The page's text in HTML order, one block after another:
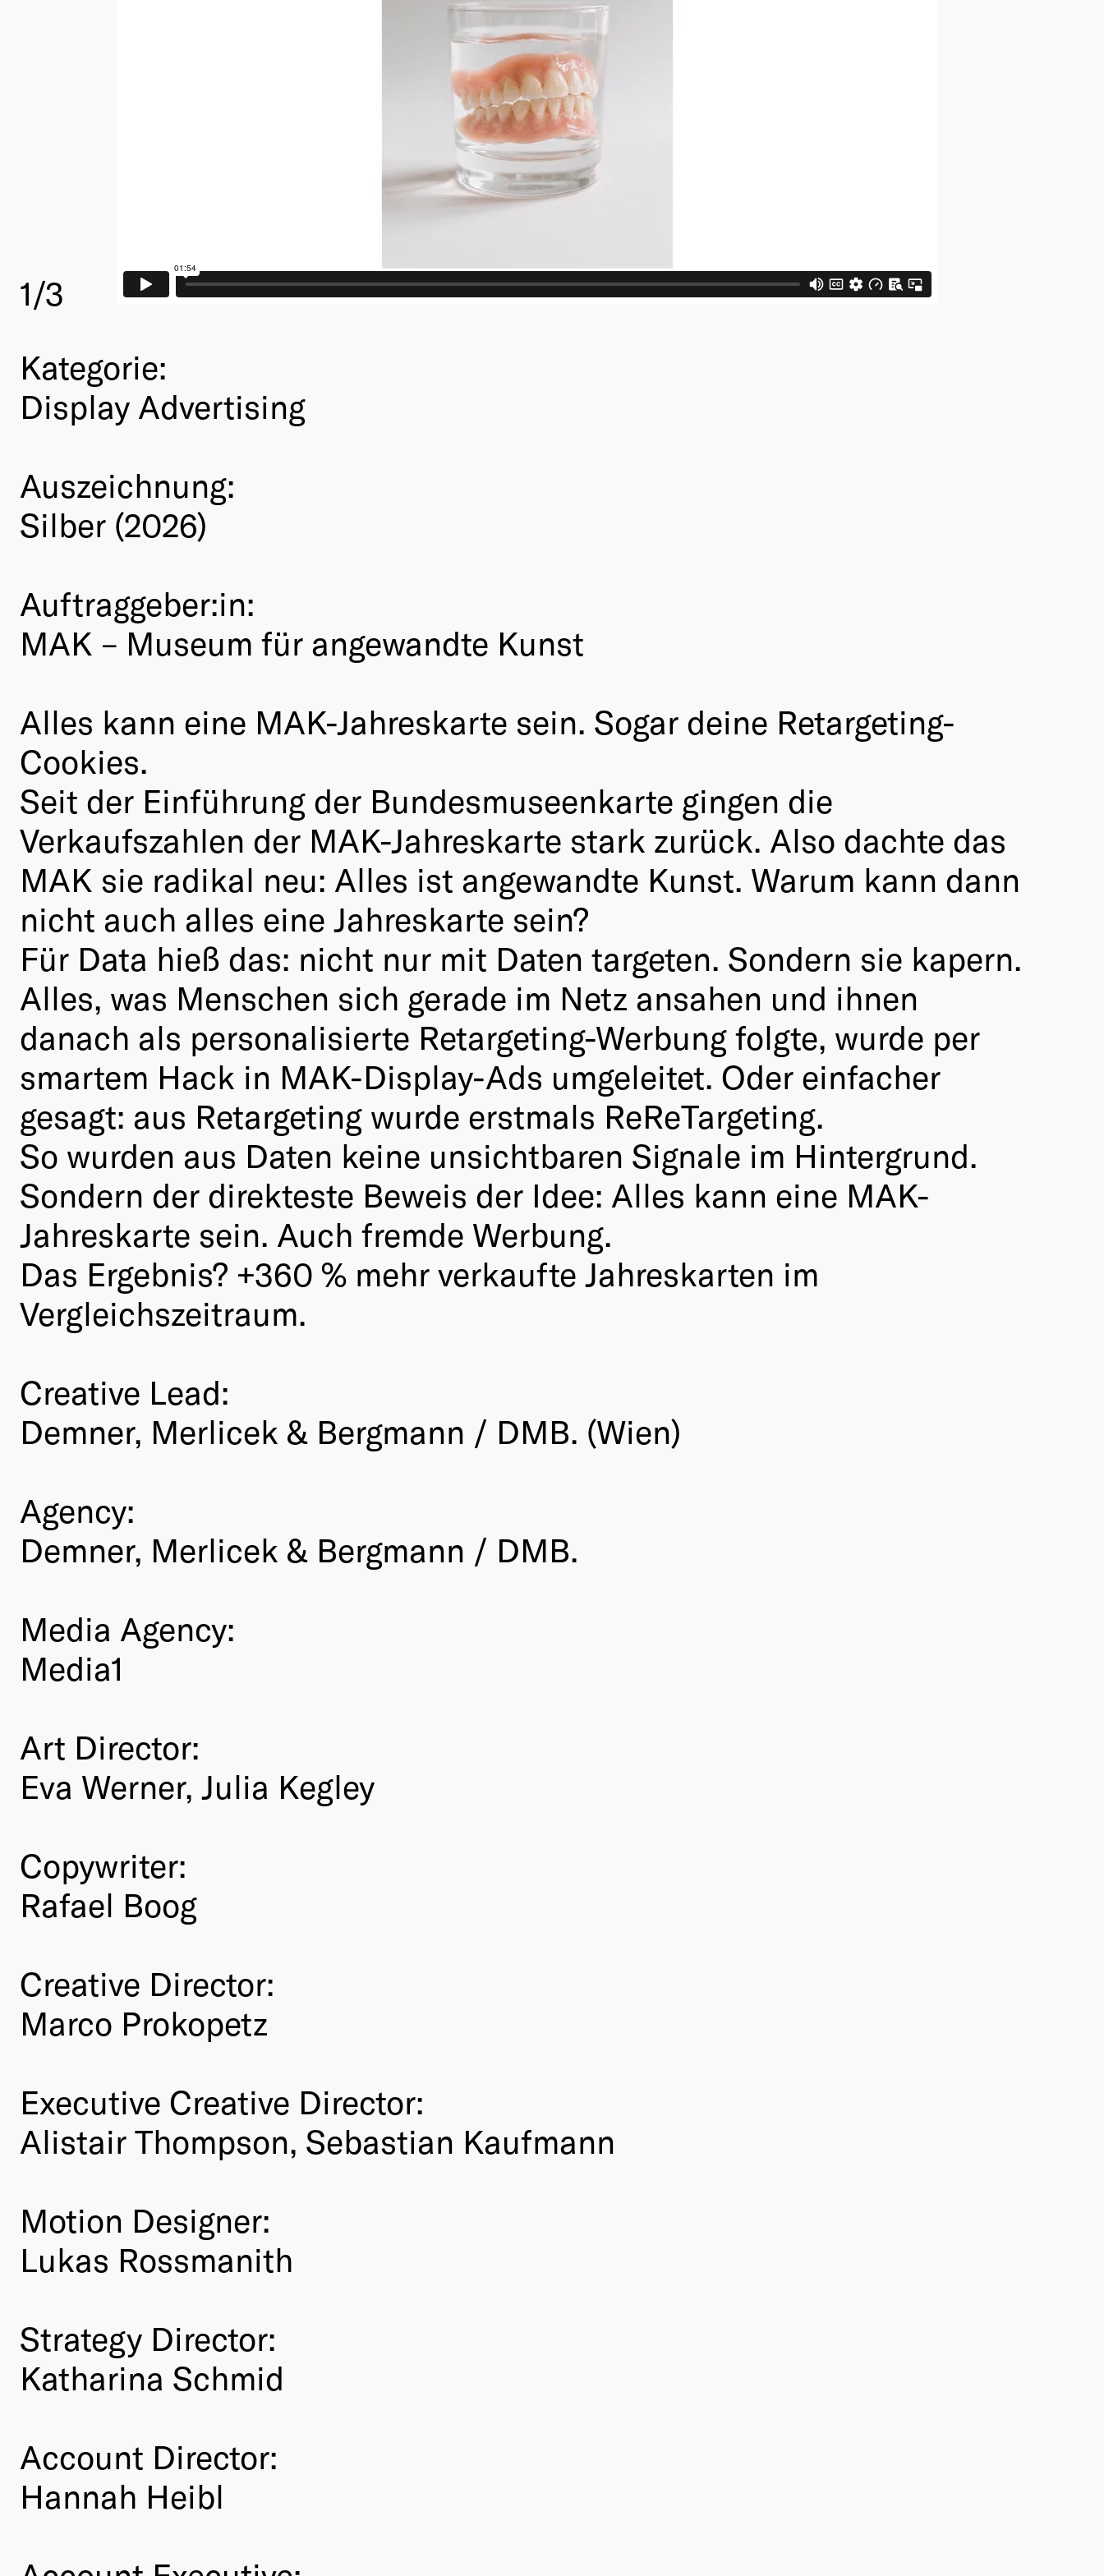
1/3
Kategorie:
Display Advertising
Auszeichnung:
Silber (2026)
Auftraggeber:in:
MAK – Museum für angewandte Kunst
Alles kann eine MAK-Jahreskarte sein. Sogar deine Retargeting-
Cookies.
Seit der Einführung der Bundesmuseenkarte gingen die
Verkaufszahlen der MAK-Jahreskarte stark zurück. Also dachte das
MAK sie radikal neu: Alles ist angewandte Kunst. Warum kann dann
nicht auch alles eine Jahreskarte sein?
Für Data hieß das: nicht nur mit Daten targeten. Sondern sie kapern.
Alles, was Menschen sich gerade im Netz ansahen und ihnen
danach als personalisierte Retargeting-Werbung folgte, wurde per
smartem Hack in MAK-Display-Ads umgeleitet. Oder einfacher
gesagt: aus Retargeting wurde erstmals ReReTargeting.
So wurden aus Daten keine unsichtbaren Signale im Hintergrund.
Sondern der direkteste Beweis der Idee: Alles kann eine MAK-
Jahreskarte sein. Auch fremde Werbung.
Das Ergebnis? +360 % mehr verkaufte Jahreskarten im
Vergleichszeitraum.
Creative Lead:
Demner, Merlicek & Bergmann / DMB. (Wien)
Agency:
Demner, Merlicek & Bergmann / DMB.
Media Agency:
Media1
Art Director:
Eva Werner, Julia Kegley
Copywriter:
Rafael Boog
Creative Director:
Marco Prokopetz
Executive Creative Director:
Alistair Thompson, Sebastian Kaufmann
Motion Designer:
Lukas Rossmanith
Strategy Director:
Katharina Schmid
Account Director:
Hannah Heibl